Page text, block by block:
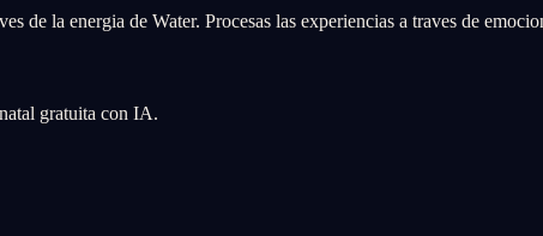
de la energia de Water. Procesas las experiencias a traves de
gratuita con IA.